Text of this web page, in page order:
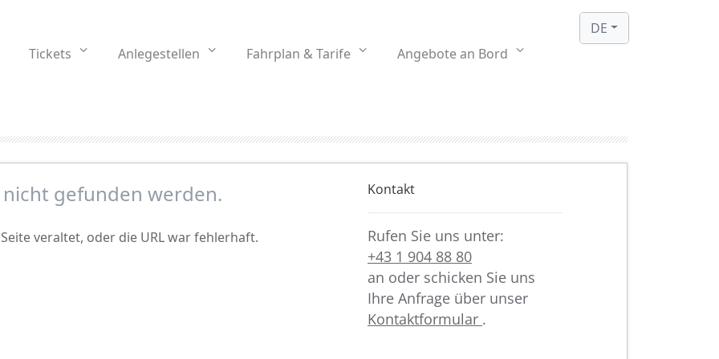
Tickets Anlegestellen Fahrplan & Tarife Angebote an Bord
DE
gefunden werden.
veraltet, oder die URL war fehlerhaft.
Kontakt
Rufen Sie uns unter:
+43 1 904 88 80
an oder schicken Sie uns
Ihre Anfrage über unser
Kontaktformular .